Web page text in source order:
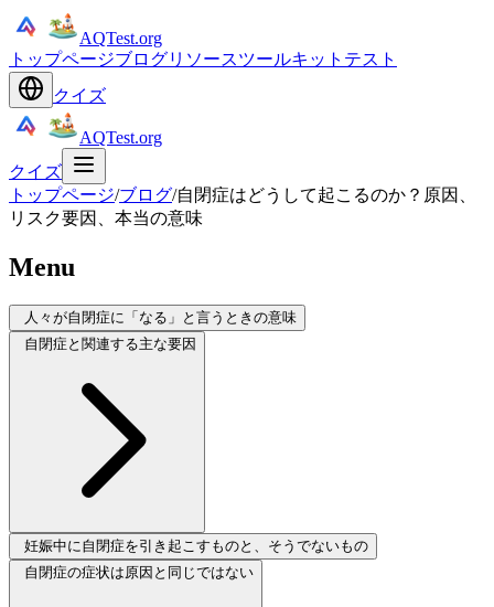
AQTest.org
トップページブログリソースツールキット テスト
クイズ
AQTest.org
クイズ
トップページ/ブログ/自閉症はどうして起こるのか？原因、
リスク要因、本当の意味
Menu
人々が自閉症に「なる」と言うときの意味
自閉症と関連する主な要因
妊娠中に自閉症を引き起こすものと、そうでないもの
自閉症の症状は原因と同じではない